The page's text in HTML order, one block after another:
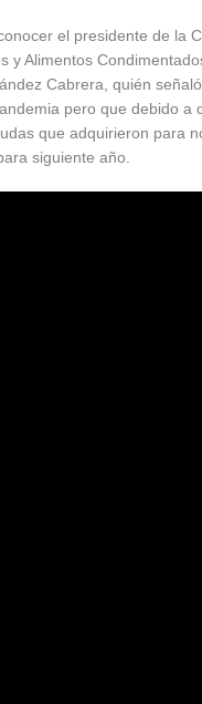
el presidente de la
y Alimentos
Cabrera, quién
pero que debido a
que adquirieron para
siguiente año.